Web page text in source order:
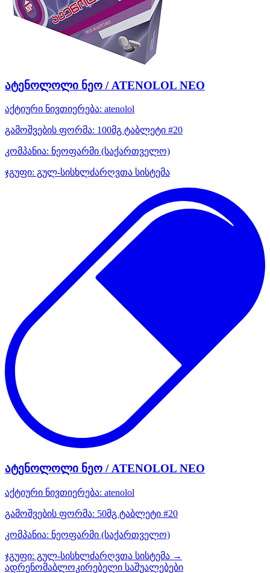
ატენოლოლი ნეო / ATENOLOL NEO
აქტიური ნივთიერება: atenolol
გამოშვების ფორმა: 100მგ ტაბლეტი #20
კომპანია: ნეოფარმი (საქართველო)
ჯგუფი: გულ-სისხლძარღვთა სისტემა
ატენოლოლი ნეო / ATENOLOL NEO
აქტიური ნივთიერება: atenolol
გამოშვების ფორმა: 50მგ ტაბლეტი #20
კომპანია: ნეოფარმი (საქართველო)
ჯგუფი: გულ-სისხლძარღვთა სისტემა →
ადრენომაბლოკირებელი საშუალებები